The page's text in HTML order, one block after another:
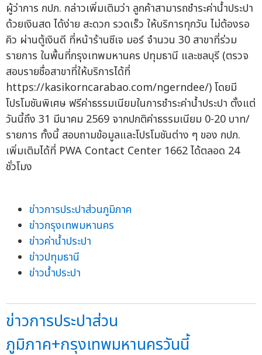
ผู้ว่าการ กปภ. กล่าวเพิ่มเติมว่า ลูกค้าสามารถชำระค่าน้ำประปา
ด้วยเงินสด ได้ง่าย สะดวก รวดเร็ว ให้บริการทุกวัน ไม่ต้องรอ
คิว ผ่านตู้เงินดี ที่หน้าร้านซีเจ มอร์ จำนวน 30 สาขาที่ร่วม
รายการ ในพื้นที่กรุงเทพมหานคร ปทุมธานี และชลบุรี (ตรวจ
สอบรายชื่อสาขาที่ให้บริการได้ที่
https://kasikorncarabao.com/ngerndee/) โดยมี
โปรโมชันพิเศษ ฟรีค่าธรรมเนียมในการชำระค่าน้ำประปา ตั้งแต่
วันนี้ถึง 31 มีนาคม 2569 จากปกติค่าธรรมเนียม 0-20 บาท/
รายการ ทั้งนี้ สอบถามข้อมูลและโปรโมชันต่าง ๆ ของ กปภ.
เพิ่มเติมได้ที่ PWA Contact Center 1662 ได้ตลอด 24
ชั่วโมง
ข่าวการประปาส่วนภูมิภาค
ข่าวกรุงเทพมหานคร
ข่าวค่าน้ำประปา
ข่าวปทุมธานี
ข่าวน้ำประปา
ข่าวการประปาส่วน
ภูมิภาค+กรุงเทพมหานครวันนี้